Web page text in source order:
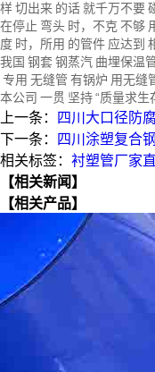
样切出来 的话就千万不要
在停止 弯头 时，不克 不够
度 时，所用 的管件 应达到
我国 钢套钢蒸汽 曲埋保温
专用 无缝管 有锅炉 用无缝
本公司 一贯 坚持“质量求生
上一条：
四川大口径防
下一条：
四川涂塑复合
相关标签： 衬塑管厂家
【相关新闻】
【相关产品】